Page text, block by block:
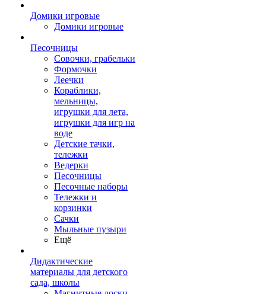
Домики игровые
Домики игровые
Песочницы
Совочки, грабельки
Формочки
Леечки
Кораблики,
мельницы,
игрушки для лета,
игрушки для игр на
воде
Детские тачки,
тележки
Ведерки
Песочницы
Песочные наборы
Тележки и
корзинки
Сачки
Мыльные пузыри
Ещё
Дидактические
материалы для детского
сада, школы